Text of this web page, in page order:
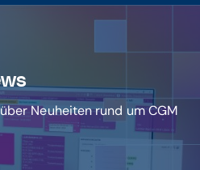
Neuheiten rund um CGM